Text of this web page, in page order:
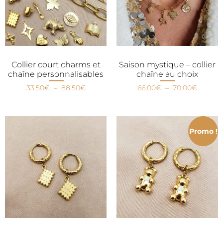
Collier court charms et
chaîne personnalisables
33,50€ – 88,50€
Saison mystique – collier
chaîne au choix
66,00€ – 70,00€
Promo !